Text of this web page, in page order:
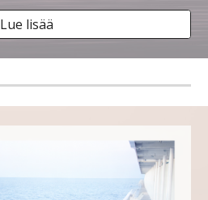
Lue lisää